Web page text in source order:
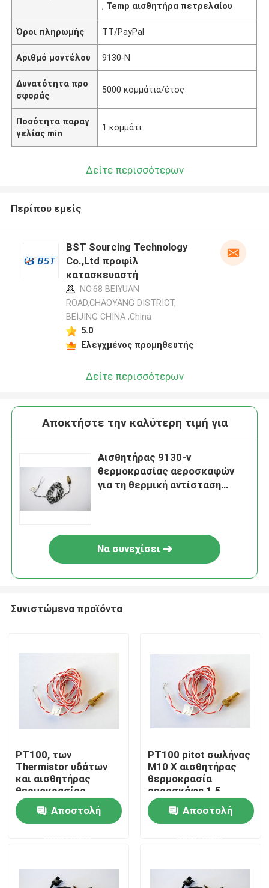
Σπίτι
Περίπου εμείς
, Temp αισθητήρα πετρελαίου
Όροι πληρωμής TT/PayPal
Αριθμό μοντέλου 9130-N
Δυνατότητα προ
σφοράς
5000 κομμάτια/έτος
Ποσότητα παραγ
γελίας min
1 κομμάτι
Δείτε περισσότερων
Περίπου εμείς
BST Sourcing Technology
Co.,Ltd προφίλ
κατασκευαστή
NO.68 BEIYUAN
ROAD,CHAOYANG DISTRICT,
BEIJING CHINA ,China
5.0
Ελεγχμένος προμηθευτής
Δείτε περισσότερων
Αποκτήστε την καλύτερη τιμή για
Αισθητήρας 9130-ν
θερμοκρασίας αεροσκαφών
για τη θερμική αντίσταση
Να συνεχίσει
Συνιστώμενα προϊόντα
PT100, των
Thermistor υδάτων
και αισθητήρας
θερμοκρασίας
αεροσκάφη
πετρελαίου Temp
9130A2-N
Αποστολή
PT100 pitot σωλήνας
M10 Χ αισθητήρας
θερμοκρασία
αεροσκάφη 1.5
Αποστολή